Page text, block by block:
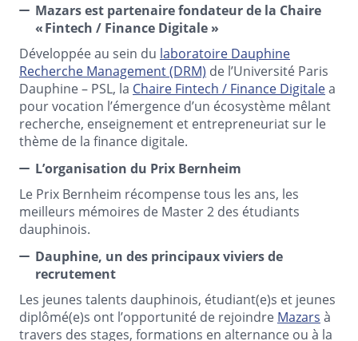
Mazars est partenaire fondateur de la Chaire
« Fintech / Finance Digitale »
Développée au sein du laboratoire Dauphine
Recherche Management (DRM) de l’Université Paris
Dauphine – PSL, la Chaire Fintech / Finance Digitalea
pour vocation l’émergence d’un écosystème mêlant
recherche, enseignement et entrepreneuriat sur le
thème de la finance digitale.
L’organisation du Prix Bernheim
Le Prix Bernheim récompense tous les ans, les
meilleurs mémoires de Master 2 des étudiants
dauphinois.
Dauphine, un des principaux viviers de
recrutement
Les jeunes talents dauphinois, étudiant(e)s et jeunes
diplômé(e)s ont l’opportunité de rejoindre Mazars à
travers des stages, formations en alternance ou à la